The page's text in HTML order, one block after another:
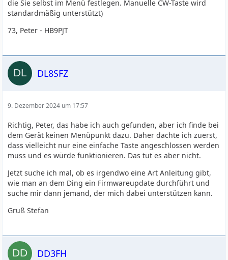
die Sie selbst im Menü festlegen. Manuelle CW-Taste wird
standardmäßig unterstützt)
73, Peter - HB9PJT
DL8SFZ
9. Dezember 2024 um 17:57
Richtig, Peter, das habe ich auch gefunden, aber ich finde bei
dem Gerät keinen Menüpunkt dazu. Daher dachte ich zuerst,
dass vielleicht nur eine einfache Taste angeschlossen werden
muss und es würde funktionieren. Das tut es aber nicht.
Jetzt suche ich mal, ob es irgendwo eine Art Anleitung gibt,
wie man an dem Ding ein Firmwareupdate durchführt und
suche mir dann jemand, der mich dabei unterstützen kann.
Gruß Stefan
DD3FH